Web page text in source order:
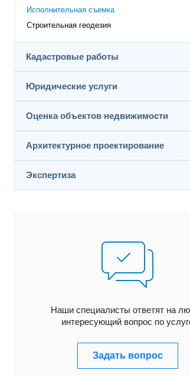
Исполнительная съемка
Строительная геодезия
Кадастровые работы
Юридические услуги
Оценка объектов недвижимости
Архитектурное проектирование
Экспертиза
Наши специалисты ответят на
интересующий вопрос по
Задать вопрос